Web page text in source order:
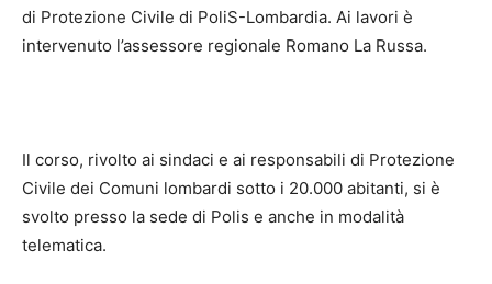
di Protezione Civile di PoliS-Lombardia. Ai lavori è
intervenuto l’assessore regionale Romano La Russa.
Il corso, rivolto ai sindaci e ai responsabili di Protezione
Civile dei Comuni lombardi sotto i 20.000 abitanti, si è
svolto presso la sede di Polis e anche in modalità
telematica.